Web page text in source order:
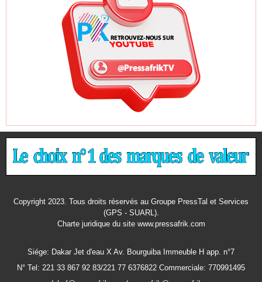
Copyright 2023. Tous droits réservés au Groupe PressTal et Services
(GPS - SUARL).
Charte juridiquedu site www.pressafrik.com
Siége: Dakar Jet d'eau X Av. Bourguiba Immeuble H app. n°7
N° Tel: 221 33 867 92 83/221 77 6376822 Commerciale: 770991495